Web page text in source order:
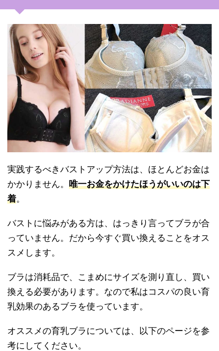
実践するべきバストアップ方法は、ほとんどお金は
かかりません。 唯一お金をかけたほうがいいのは下
着。
バストに悩みがある方は、はっきり言ってブラが合
っていません。だから今すぐ買い換えることをオス
スメします。
ブラは消耗品で、こまめにサイズを測り直し、買い
換える必要があります。なので私はコスパの良い育
乳効果のあるブラを使っています。
オススメの育乳ブラについては、以下のページを参
考にしてください。